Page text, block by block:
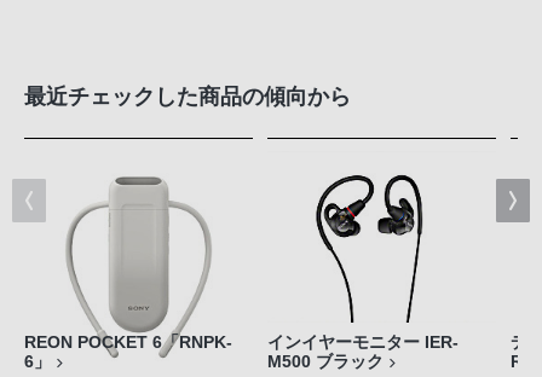
最近チェックした商品の傾向から
REON POCKET 6「RNPK-
6」
インイヤーモニター IER-
M500 ブラック
デ